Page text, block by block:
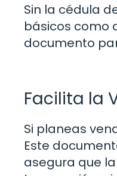
Sin la cédula
básicos como
documento
Facilita la
Si planeas
Este
asegura que